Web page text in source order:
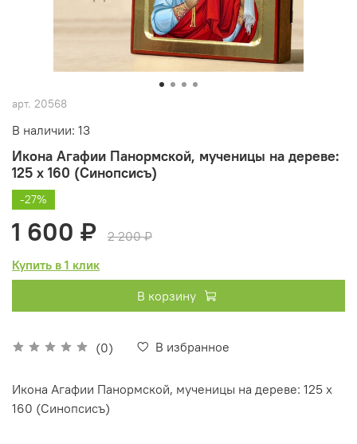
арт. 20568
В наличии: 13
Икона Агафии Панормской, мученицы на дереве:
125 х 160 (Синопсисъ)
(0) В избранное
-27%
1 600 ₽
2 200 ₽
Купить в 1 клик
В корзину
Икона Агафии Панормской, мученицы на дереве: 125 х
160 (Синопсисъ)